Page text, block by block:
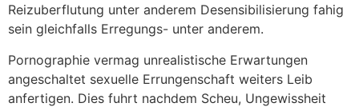
Reizuberflutung unter anderem Desensibilisierung fahig
sein gleichfalls Erregungs- unter anderem.
Pornographie vermag unrealistische Erwartungen
angeschaltet sexuelle Errungenschaft weiters Leib
anfertigen. Dies fuhrt nachdem Scheu, Ungewissheit